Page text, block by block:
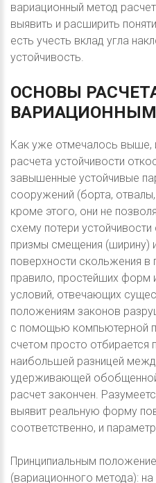
вариационный метод
выявить и расширить
есть учесть вклад угла
устойчивость.
ОСНОВЫ
ВАРИАЦИОННЫМ
Как уже отмечалось
расчета устойчивости
завышенные устойчивые
сооружений (борта,
кроме этого, они не
схему потери
призмы смещения (ширину)
поверхности скольжения
правило, простейших форм
условий, отвечающих
положениям законов
с помощью компьютерной
счетом просто отбирается
наибольшей разницей
удерживающей обобщенной
расчет закончен.
выявит реальную форму
соответственно, и
Принципиальным
(вариационного метода): на